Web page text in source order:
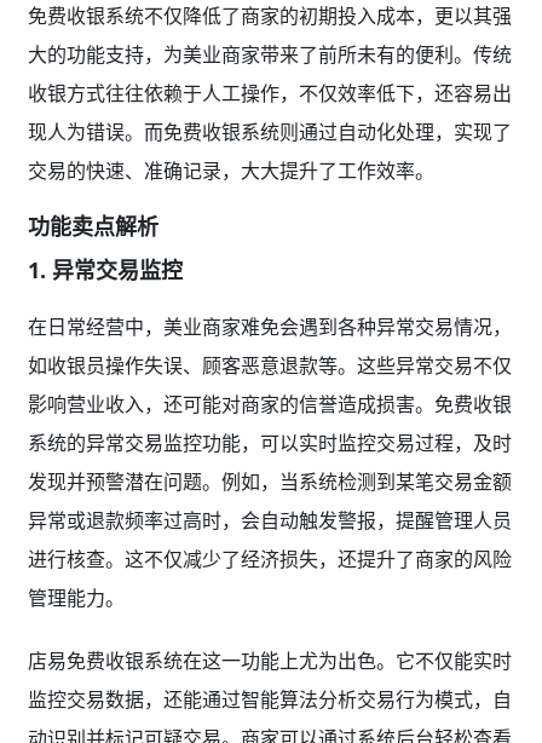
免费收银系统不仅降低了商家的初期投入成本，更以其强
大的功能支持，为美业商家带来了前所未有的便利。传统
收银方式往往依赖于人工操作，不仅效率低下，还容易出
现人为错误。而免费收银系统则通过自动化处理，实现了
交易的快速、准确记录，大大提升了工作效率。
功能卖点解析
1. 异常交易监控
在日常经营中，美业商家难免会遇到各种异常交易情况，
如收银员操作失误、顾客恶意退款等。这些异常交易不仅
影响营业收入，还可能对商家的信誉造成损害。免费收银
系统的异常交易监控功能，可以实时监控交易过程，及时
发现并预警潜在问题。例如，当系统检测到某笔交易金额
异常或退款频率过高时，会自动触发警报，提醒管理人员
进行核查。这不仅减少了经济损失，还提升了商家的风险
管理能力。
店易免费收银系统在这一功能上尤为出色。它不仅能实时
监控交易数据，还能通过智能算法分析交易行为模式，自
动识别并标记可疑交易。商家可以通过系统后台轻松查看